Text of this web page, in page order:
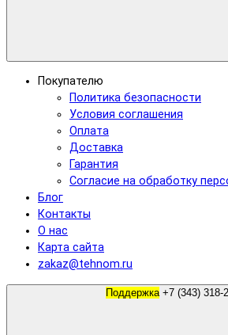
Покупателю
Политика безопасности
Условия соглашения
Оплата
Доставка
Гарантия
Согласие на обработку
Блог
Контакты
О нас
Карта сайта
zakaz@tehnom.ru
Поддержка